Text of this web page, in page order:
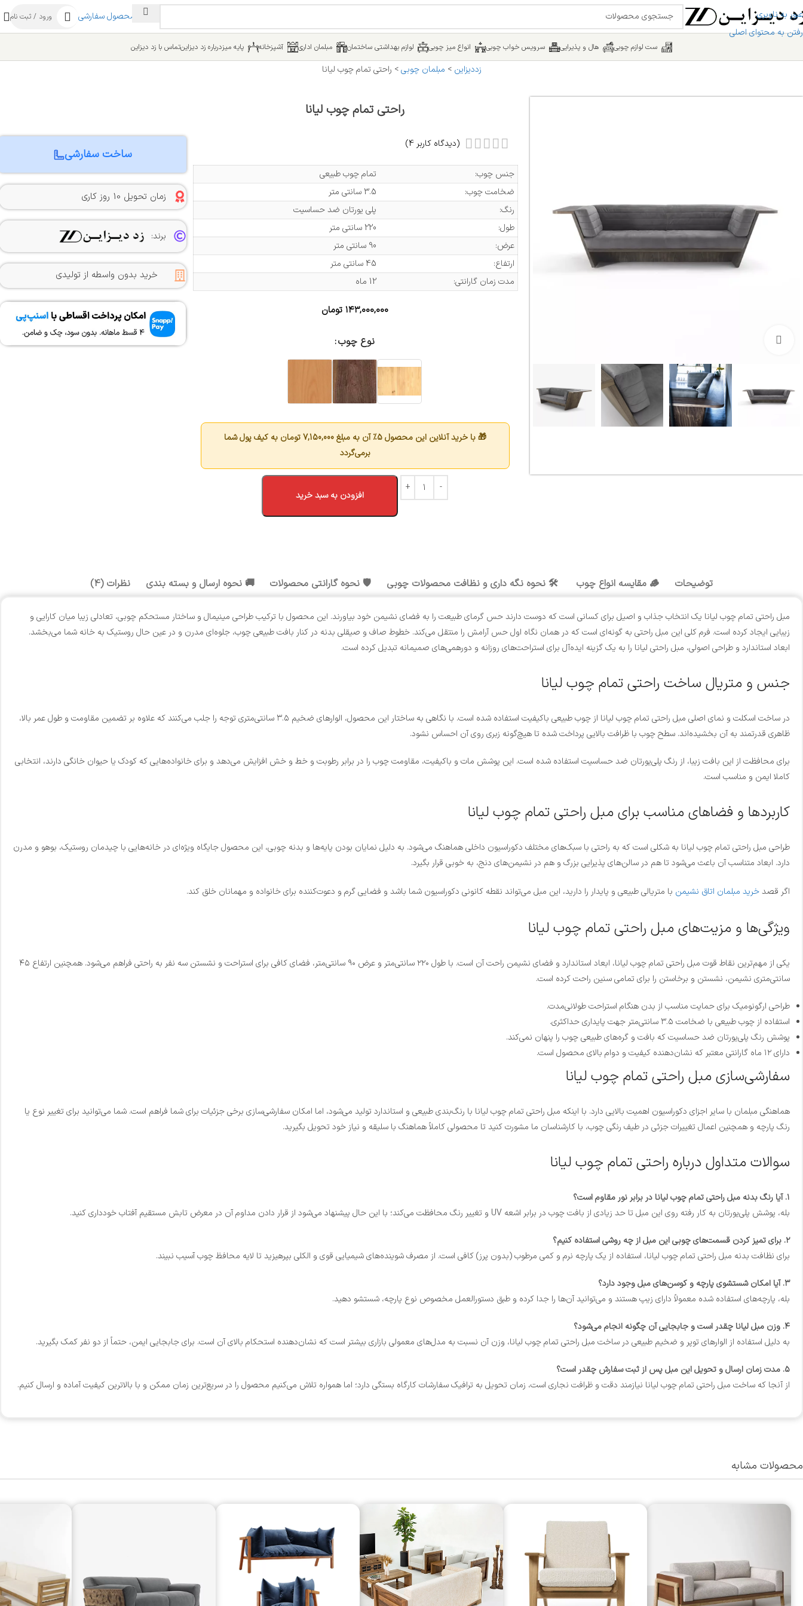
عبور به ناوبری
رفتن به محتوای اصلی
ساخت محصول سفارشی ورود / ثبت نام
ست لوازم چوبی هال و پذیرایی سرویس خواب چوبی انواع میز چوبی لوازم بهداشتی ساختمان مبلمان اداری آشپزخانه پایه میزدرباره زد دیزاینتماس با زد دیزاین
زددیزاین > مبلمان چوبی> راحتی تمام چوب لیانا
راحتی تمام چوب لیانا
(دیدگاه کاربر4
)
جنس چوب:
تمام چوب طبیعی
ضخامت چوب:
3.5 سانتی متر
رنگ:
پلی یورتان ضد حساسیت
طول:
220 سانتی متر
عرض:
90 سانتی متر
ارتفاع:
45 سانتی متر
مدت زمان گارانتی:
12 ماه
۱۴۳,۰۰۰,۰۰۰ تومان
نوع چوب
🎁 با خرید آنلاین این محصول 5٪ آن به مبلغ 7,150,000تومان به کیف پول شما
برمی‌گردد
افزودن به سبد خرید
ساخت سفارشی
زمان تحویل 10 روز کاری
برند:
خرید بدون واسطه از تولیدی
توضیحات 🪵 مقایسه انواع چوب 🛠️ نحوه نگه داری و نظافت محصولات چوبی 🛡️ نحوه گارانتی محصولات 🚚 نحوه ارسال و بسته بندی نظرات (4)
مبل راحتی تمام چوب لیانا یک انتخاب جذاب و اصیل برای کسانی است که دوست دارند حس گرمای طبیعت را به فضای نشیمن خود بیاورند. این محصول با ترکیب طراحی مینیمال و ساختار مستحکم چوبی، تعادلی زیبا میان کارایی و
زیبایی ایجاد کرده است. فرم کلی این مبل راحتی به گونه‌ای است که در همان نگاه اول حس آرامش را منتقل می‌کند. خطوط صاف و صیقلی بدنه در کنار بافت طبیعی چوب، جلوه‌ای مدرن و در عین حال روستیک به خانه شما می‌بخشد.
ابعاد استاندارد و طراحی اصولی، مبل راحتی لیانا را به یک گزینه ایده‌آل برای استراحت‌های روزانه و دورهمی‌های صمیمانه تبدیل کرده است.
جنس و متریال ساخت راحتی تمام چوب لیانا
در ساخت اسکلت و نمای اصلی مبل راحتی تمام چوب لیانا از چوب طبیعی باکیفیت استفاده شده است. با نگاهی به ساختار این محصول، الوارهای ضخیم ۳.۵ سانتی‌متری توجه را جلب می‌کنند که علاوه بر تضمین مقاومت و طول عمر بالا،
ظاهری قدرتمند به آن بخشیده‌اند. سطح چوب با ظرافت بالایی پرداخت شده تا هیچ‌گونه زبری روی آن احساس نشود.
برای محافظت از این بافت زیبا، از رنگ پلی‌یورتان ضد حساسیت استفاده شده است. این پوشش مات و باکیفیت، مقاومت چوب را در برابر رطوبت و خط و خش افزایش می‌دهد و برای خانواده‌هایی که کودک یا حیوان خانگی دارند، انتخابی
کاملا ایمن و مناسب است.
کاربردها و فضاهای مناسب برای مبل راحتی تمام چوب لیانا
طراحی مبل راحتی تمام چوب لیانا به شکلی است که به راحتی با سبک‌های مختلف دکوراسیون داخلی هماهنگ می‌شود. به دلیل نمایان بودن پایه‌ها و بدنه چوبی، این محصول جایگاه ویژه‌ای در خانه‌هایی با چیدمان روستیک، بوهو و مدرن
دارد. ابعاد متناسب آن باعث می‌شود تا هم در سالن‌های پذیرایی بزرگ و هم در نشیمن‌های دنج، به خوبی قرار بگیرد.
اگر قصدخرید مبلمان اتاق نشیمن با متریالی طبیعی و پایدار را دارید، این مبل می‌تواند نقطه کانونی دکوراسیون شما باشد و فضایی گرم و دعوت‌کننده برای خانواده و مهمانان خلق کند.
ویژگی‌ها و مزیت‌های مبل راحتی تمام چوب لیانا
یکی از مهم‌ترین نقاط قوت مبل راحتی تمام چوب لیانا، ابعاد استاندارد و فضای نشیمن راحت آن است. با طول ۲۲۰ سانتی‌متر و عرض ۹۰ سانتی‌متر، فضای کافی برای استراحت و نشستن سه نفر به راحتی فراهم می‌شود. همچنین ارتفاع ۴۵
سانتی‌متری نشیمن، نشستن و برخاستن را برای تمامی سنین راحت کرده است.
طراحی ارگونومیک برای حمایت مناسب از بدن هنگام استراحت طولانی‌مدت.
استفاده از چوب طبیعی با ضخامت ۳.۵ سانتی‌متر جهت پایداری حداکثری.
پوشش رنگ پلی‌یورتان ضد حساسیت که بافت و گره‌های طبیعی چوب را پنهان نمی‌کند.
دارای ۱۲ ماه گارانتی معتبر که نشان‌دهنده کیفیت و دوام بالای محصول است.
سفارشی‌سازی مبل راحتی تمام چوب لیانا
هماهنگی مبلمان با سایر اجزای دکوراسیون اهمیت بالایی دارد. با اینکه مبل راحتی تمام چوب لیانا با رنگ‌بندی طبیعی و استاندارد تولید می‌شود، اما امکان سفارشی‌سازی برخی جزئیات برای شما فراهم است. شما می‌توانید برای تغییر نوع یا
رنگ پارچه و همچنین اعمال تغییرات جزئی در طیف رنگی چوب، با کارشناسان ما مشورت کنید تا محصولی کاملاً هماهنگ با سلیقه و نیاز خود تحویل بگیرید.
سوالات متداول درباره راحتی تمام چوب لیانا
۱. آیا رنگ بدنه مبل راحتی تمام چوب لیانا در برابر نور مقاوم است؟
بله، پوشش پلی‌یورتان به کار رفته روی این مبل تا حد زیادی از بافت چوب در برابر اشعه UV و تغییر رنگ محافظت می‌کند؛ با این حال پیشنهاد می‌شود از قرار دادن مداوم آن در معرض تابش مستقیم آفتاب خودداری کنید.
۲. برای تمیز کردن قسمت‌های چوبی این مبل از چه روشی استفاده کنیم؟
برای نظافت بدنه مبل راحتی تمام چوب لیانا، استفاده از یک پارچه نرم و کمی مرطوب (بدون پرز) کافی است. از مصرف شوینده‌های شیمیایی قوی و الکلی بپرهیزید تا لایه محافظ چوب آسیب نبیند.
۳. آیا امکان شستشوی پارچه و کوسن‌های مبل وجود دارد؟
بله، پارچه‌های استفاده شده معمولاً دارای زیپ هستند و می‌توانید آن‌ها را جدا کرده و طبق دستورالعمل مخصوص نوع پارچه، شستشو دهید.
۴. وزن مبل لیانا چقدر است و جابجایی آن چگونه انجام می‌شود؟
به دلیل استفاده از الوارهای توپر و ضخیم طبیعی در ساخت مبل راحتی تمام چوب لیانا، وزن آن نسبت به مدل‌های معمولی بازاری بیشتر است که نشان‌دهنده استحکام بالای آن است. برای جابجایی ایمن، حتماً از دو نفر کمک بگیرید.
۵. مدت زمان ارسال و تحویل این مبل پس از ثبت سفارش چقدر است؟
از آنجا که ساخت مبل راحتی تمام چوب لیانا نیازمند دقت و ظرافت نجاری است، زمان تحویل به ترافیک سفارشات کارگاه بستگی دارد؛ اما همواره تلاش می‌کنیم محصول را در سریع‌ترین زمان ممکن و با بالاترین کیفیت آماده و ارسال کنیم.
محصولات مشابه